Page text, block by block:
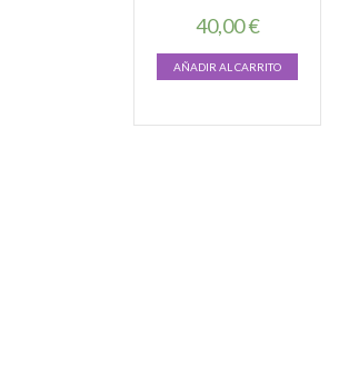
40,00€
AÑADIR AL CARRITO